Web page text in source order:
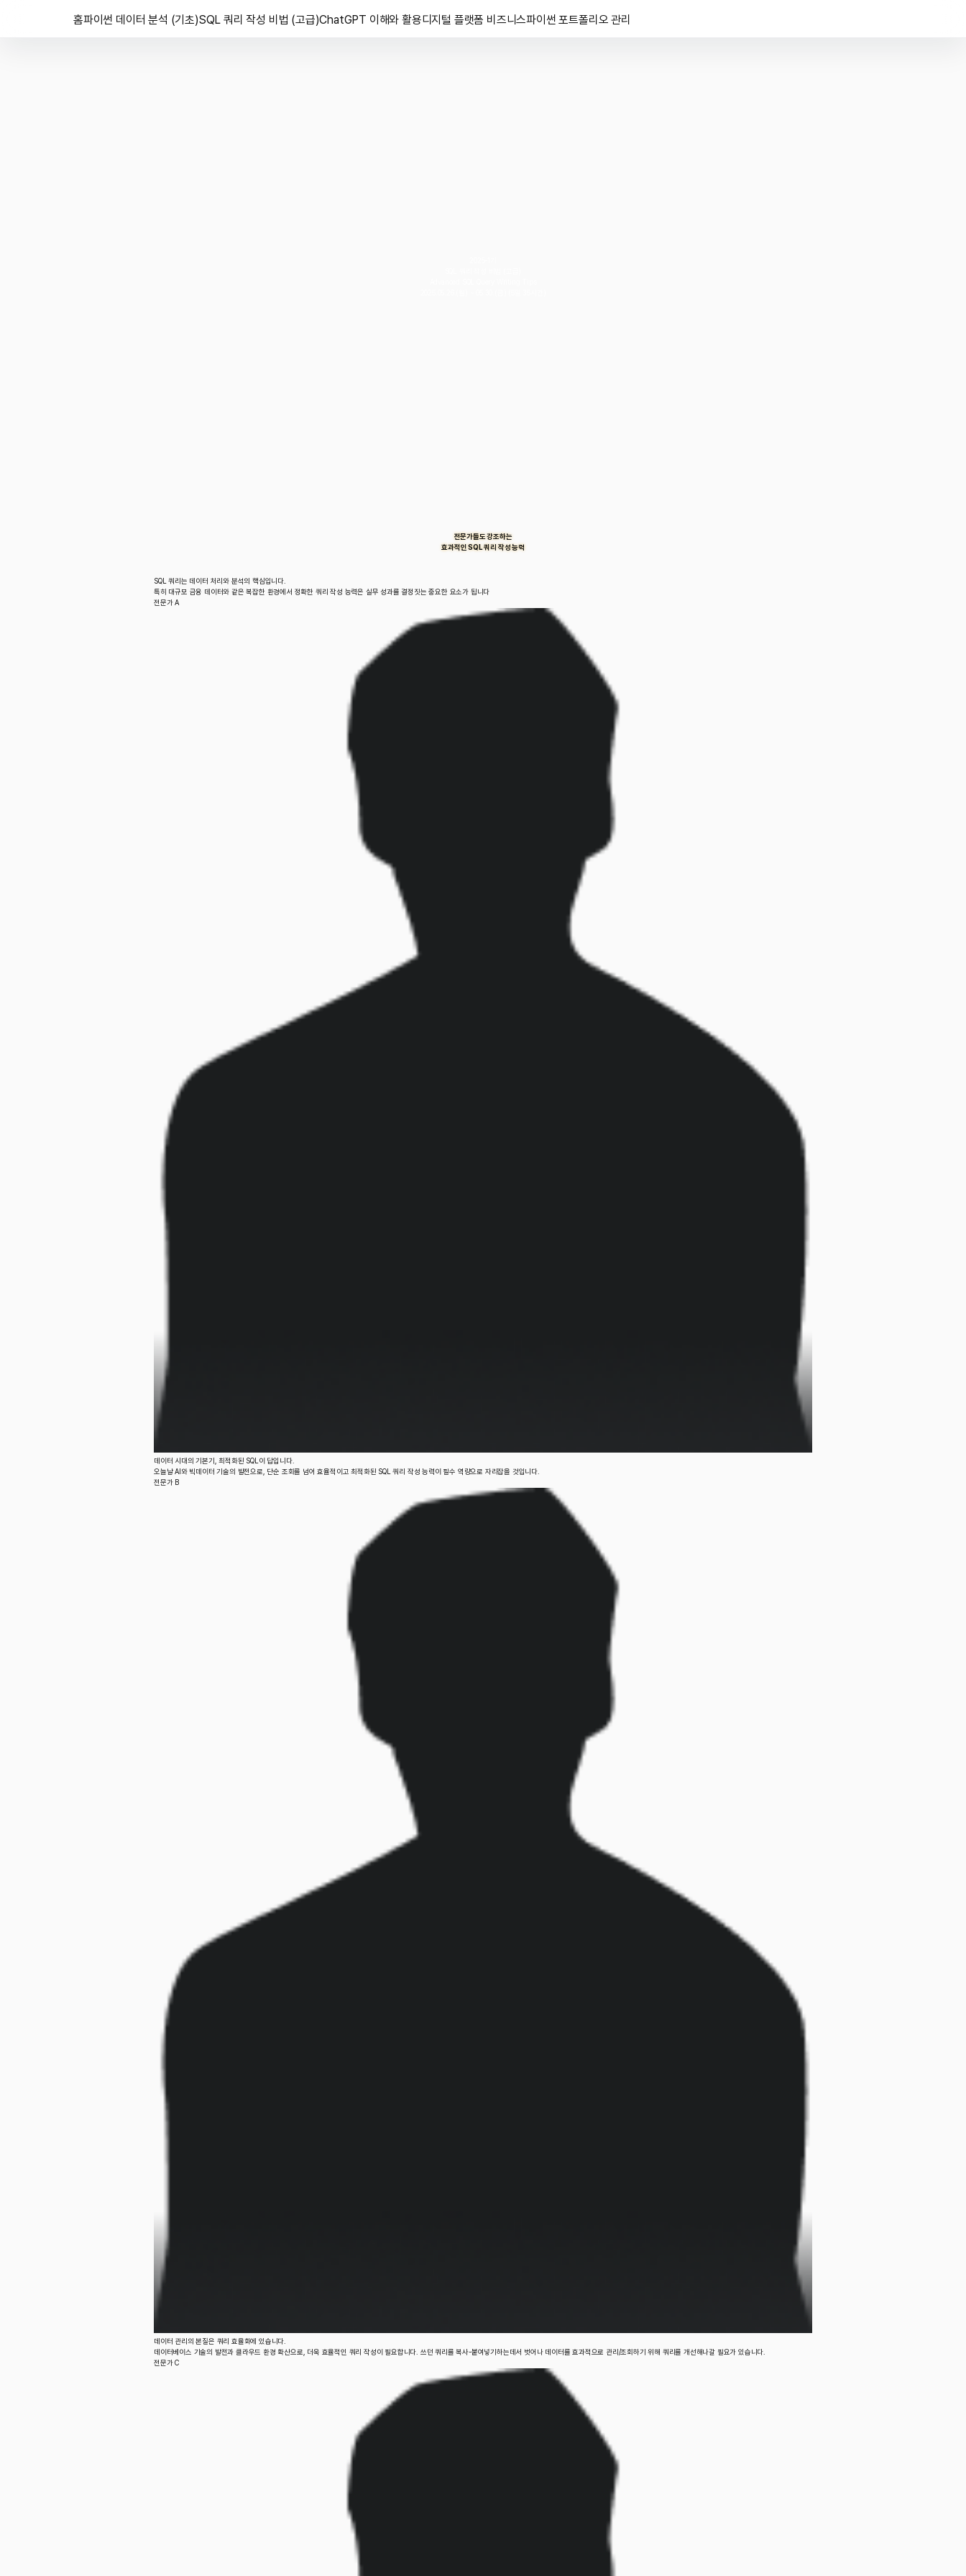
홈파이썬 데이터 분석 (기초)SQL 쿼리 작성 비법 (고급)ChatGPT 이해와 활용디지털 플랫폼 비즈니스파이썬 포트폴리오 관리
전문가들도 강조하는
효과적인 SQL 쿼리 작성 능력
SQL 쿼리는 데이터 처리와 분석의 핵심입니다.
특히 대규모 금융 데이터와 같은 복잡한 환경에서 정확한 쿼리 작성 능력은 실무 성과를 결정짓는 중요한 요소가 됩니다
전문가 A
데이터 시대의 기본기, 최적화된 SQL이 답입니다.
오늘날 AI와 빅데이터 기술의 발전으로, 단순 조회를 넘어 효율적이고 최적화된 SQL 쿼리 작성 능력이 필수 역량으로 자리잡을 것입니다.
전문가 B
데이터 관리의 본질은 쿼리 효율화에 있습니다.
데이터베이스 기술의 발전과 클라우드 환경 확산으로, 더욱 효율적인 쿼리 작성이 필요합니다. 쓰던 쿼리를 복사-붙여넣기하는데서 벗어나 데이터를 효과적으로 관리/조회하기 위해 쿼리를 개선해나갈 필요가 있습니다.
전문가 C